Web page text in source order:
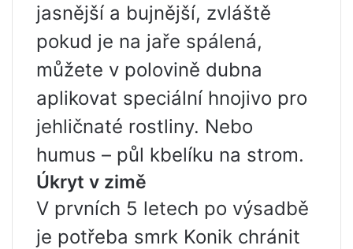
jasnější a bujnější, zvláště
pokud je na jaře spálená,
můžete v polovině dubna
aplikovat speciální hnojivo pro
jehličnaté rostliny. Nebo
humus – půl kbelíku na strom.
Úkryt v zimě
V prvních 5 letech po výsadbě
je potřeba smrk Konik chránit